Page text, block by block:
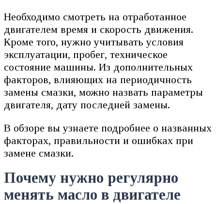
Необходимо смотреть на отработанное
двигателем время и скорость движения.
Кроме того, нужно учитывать условия
эксплуатации, пробег, техническое
состояние машины. Из дополнительных
факторов, влияющих на периодичность
замены смазки, можно назвать параметры
двигателя, дату последней замены.
В обзоре вы узнаете подробнее о названных
факторах, правильности и ошибках при
замене смазки.
Почему нужно регулярно
менять масло в двигателе